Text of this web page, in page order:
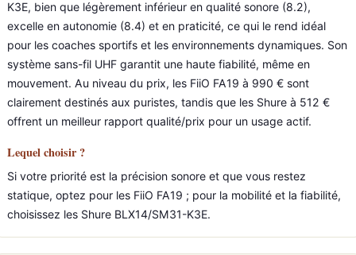
K3E, bien que légèrement inférieur en qualité sonore (8.2),
excelle en autonomie (8.4) et en praticité, ce qui le rend idéal
pour les coaches sportifs et les environnements dynamiques. Son
système sans-fil UHF garantit une haute fiabilité, même en
mouvement. Au niveau du prix, les FiiO FA19 à 990 € sont
clairement destinés aux puristes, tandis que les Shure à 512 €
offrent un meilleur rapport qualité/prix pour un usage actif.
Lequel choisir ?
Si votre priorité est la précision sonore et que vous restez
statique, optez pour les FiiO FA19 ; pour la mobilité et la fiabilité,
choisissez les Shure BLX14/SM31-K3E.